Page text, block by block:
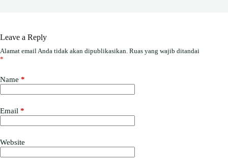
Leave a Reply
Alamat email Anda tidak akan dipublikasikan. Ruas yang wajib ditandai
*
Name *
Email *
Website